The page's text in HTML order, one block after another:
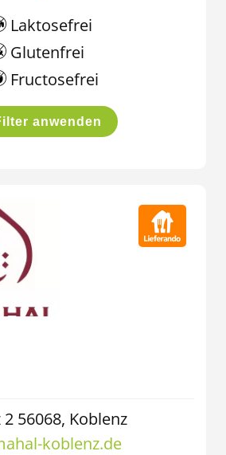
Laktosefrei
Glutenfrei
Fructosefrei
anwenden
56068, Koblenz
koblenz.de